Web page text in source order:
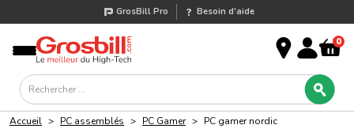
GrosBill Pro Besoin d’aide
0
Accueil > PC assemblés > PC Gamer > PC gamer nordic